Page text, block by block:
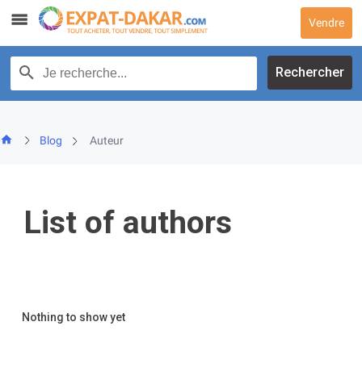
content
Vendre
Recherche par texte
Rechercher
Blog Auteur
List of authors
Nothing to show yet